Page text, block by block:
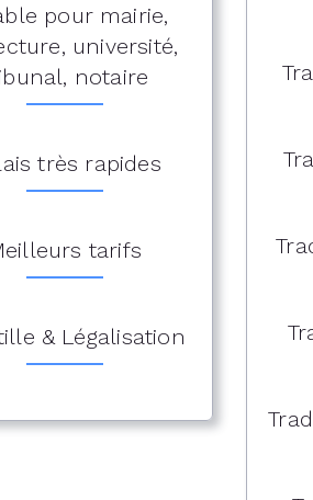
pour mairie,
université,
notaire
très rapides
tarifs
& Légalisation